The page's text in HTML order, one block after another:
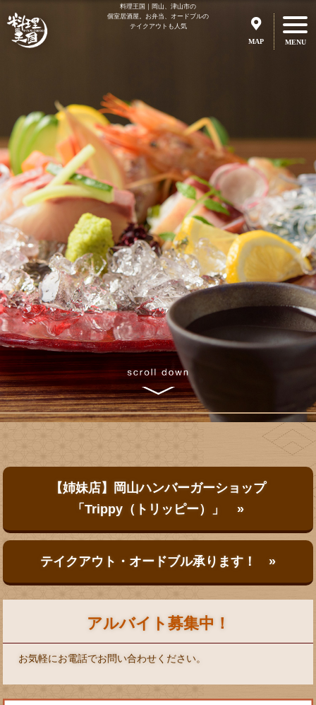
料理王国｜岡山、津山市の
個室居酒屋。お弁当、オードブルの
テイクアウトも人気
MAP
【姉妹店】岡山ハンバーガーショップ
「Trippy（トリッピー）」 »
テイクアウト・オードブル承ります！ »
アルバイト募集中！
お気軽にお電話でお問い合わせください。